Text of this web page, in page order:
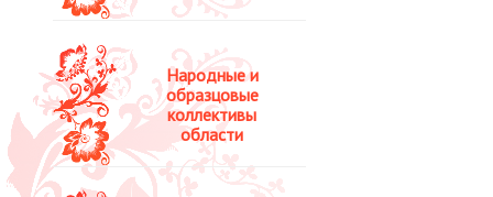
Народные и
образцовые
коллективы
области